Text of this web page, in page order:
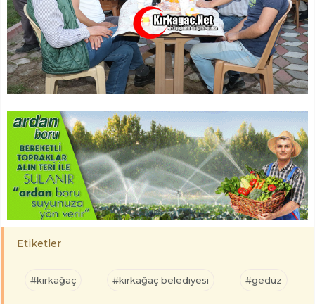
Etiketler
#kırkağaç #kırkağaç belediyesi #gedüz